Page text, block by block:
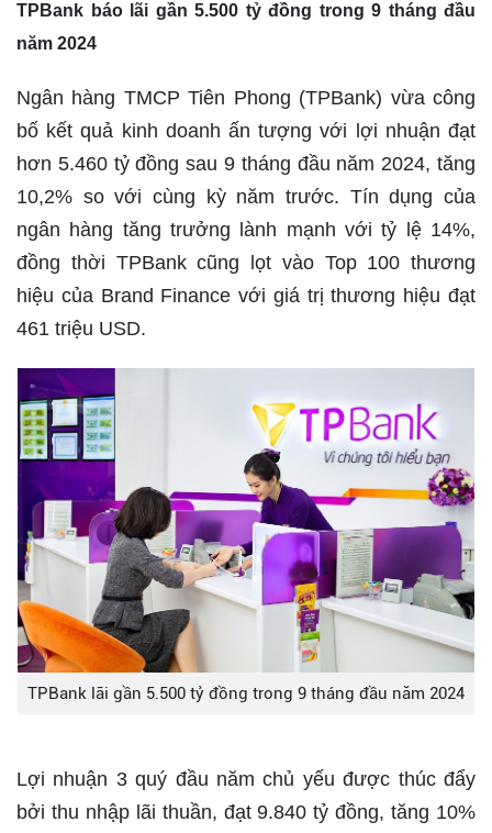
TPBank báo lãi gần 5.500 tỷ đồng trong 9 tháng đầu
năm 2024
Ngân hàng TMCP Tiên Phong (TPBank) vừa công
bố kết quả kinh doanh ấn tượng với lợi nhuận đạt
hơn 5.460 tỷ đồng sau 9 tháng đầu năm 2024, tăng
10,2% so với cùng kỳ năm trước. Tín dụng của
ngân hàng tăng trưởng lành mạnh với tỷ lệ 14%,
đồng thời TPBank cũng lọt vào Top 100 thương
hiệu của Brand Finance với giá trị thương hiệu đạt
461 triệu USD.
TPBank lãi gần 5.500 tỷ đồng trong 9 tháng đầu năm 2024
Lợi nhuận 3 quý đầu năm chủ yếu được thúc đẩy
bởi thu nhập lãi thuần, đạt 9.840 tỷ đồng, tăng 10%